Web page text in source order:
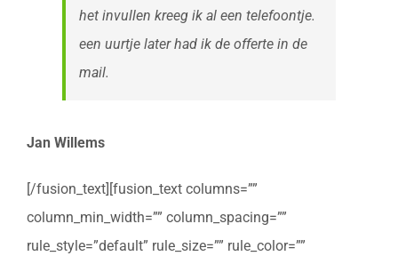
het invullen kreeg ik al een telefoontje.
een uurtje later had ik de offerte in de
mail.
Jan Willems
[/fusion_text][fusion_text columns=””
column_min_width=”” column_spacing=””
rule_style=”default” rule_size=”” rule_color=””